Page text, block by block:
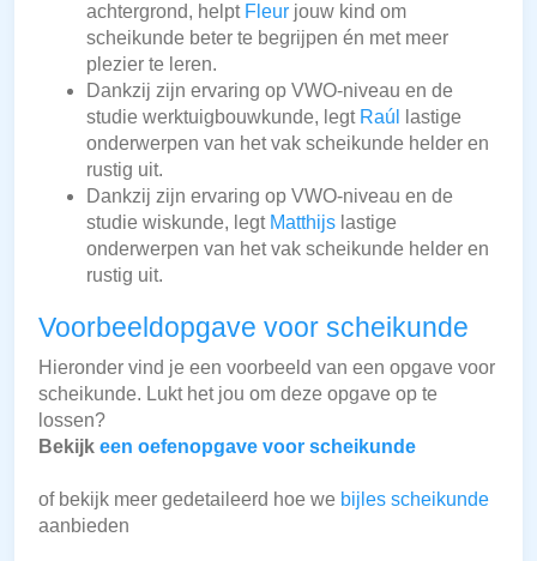
achtergrond, helpt Fleur jouw kind om
scheikunde beter te begrijpen én met meer
plezier te leren.
Dankzij zijn ervaring op VWO-niveau en de
studie werktuigbouwkunde, legt Raúl
lastige
onderwerpen van het vak scheikunde helder en
rustig uit.
Dankzij zijn ervaring op VWO-niveau en de
studie wiskunde, legt Matthijs lastige
onderwerpen van het vak scheikunde helder en
rustig uit.
Voorbeeldopgave voor scheikunde
Hieronder vind je een voorbeeld van een opgave voor
scheikunde. Lukt het jou om deze opgave op te
lossen?
Bekijk een oefenopgave voor scheikunde
of bekijk meer gedetaileerd hoe we bijles scheikunde
aanbieden